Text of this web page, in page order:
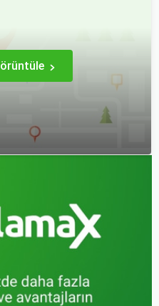
deneyimler sunmaktadır.